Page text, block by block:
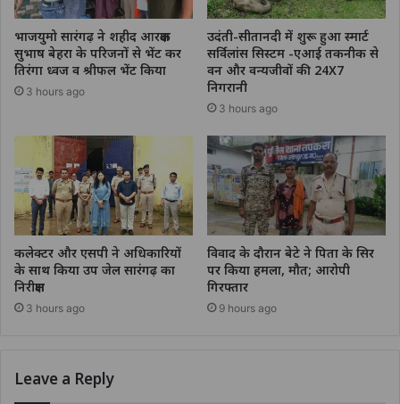
भाजयुमो सारंगढ़ ने शहीद आरक्षक
सुभाष बेहरा के परिजनों से भेंट कर
तिरंगा ध्वज व श्रीफल भेंट किया
3 hours ago
उदंती-सीतानदी में शुरू हुआ स्मार्ट
सर्विलांस सिस्टम -एआई तकनीक से
वन और वन्यजीवों की 24X7
निगरानी
3 hours ago
कलेक्टर और एसपी ने अधिकारियों
के साथ किया उप जेल सारंगढ़ का
निरीक्षण
3 hours ago
विवाद के दौरान बेटे ने पिता के सिर
पर किया हमला, मौत; आरोपी
गिरफ्तार
9 hours ago
Leave a Reply